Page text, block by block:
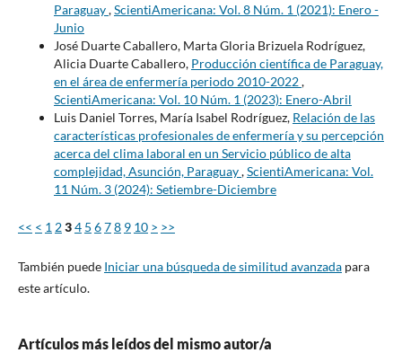
Paraguay,ScientiAmericana: Vol. 8 Núm. 1 (2021): Enero -
Junio
José Duarte Caballero, Marta Gloria Brizuela Rodríguez,
Alicia Duarte Caballero, Producción científica de Paraguay,
en el área de enfermería periodo 2010-2022,
ScientiAmericana: Vol. 10 Núm. 1 (2023): Enero-Abril
Luis Daniel Torres, María Isabel Rodríguez, Relación de las
características profesionales de enfermería y su percepción
acerca del clima laboral en un Servicio público de alta
complejidad, Asunción, Paraguay,ScientiAmericana: Vol.
11 Núm. 3 (2024): Setiembre-Diciembre
<< < 1 234 5 678 9 10 > >>
También puede Iniciar una búsqueda de similitud avanzadapara
este artículo.
Artículos más leídos del mismo autor/a